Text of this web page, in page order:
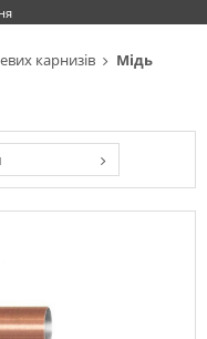
карнизів Мідь